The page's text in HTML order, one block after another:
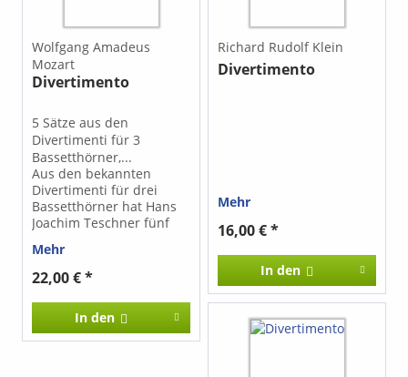
Wolfgang Amadeus
Mozart
Divertimento
5 Sätze aus den
Divertimenti für 3
Bassetthörner,...
Aus den bekannten
Divertimenti für drei
Bassetthörner hat Hans
Joachim Teschner fünf
die den spieltechnischen
und klanglichen
Möglichkeiten der Gitarre
entgegen kommen.
Aufgrund der
veränderten Klangfarben
Mehr
22,00 € *
In den
Richard Rudolf Klein
Divertimento
Mehr
16,00 € *
In den